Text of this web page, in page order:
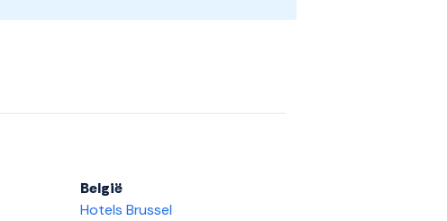
België
Hotels Brussel